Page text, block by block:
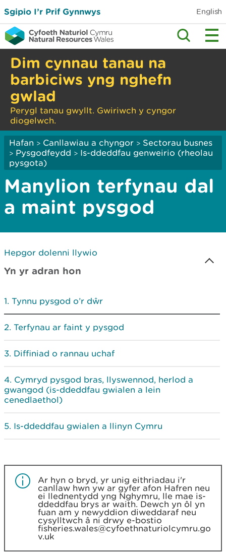
Sgipio I’r Prif Gynnwys English
Dim cynnau tanau na
barbiciws yng nghefn
gwlad
Perygl tanau gwyllt. Gwiriwch y cyngor
diogelwch.
Hafan > Canllawiau a chyngor > Sectorau busnes
> Pysgodfeydd > Is-ddeddfau genweirio (rheolau
pysgota)
Manylion terfynau dal
a maint pysgod
Hepgor dolenni llywio
Yn yr adran hon
Tynnu pysgod o’r dŵr
Terfynau ar faint y pysgod
Diffiniad o rannau uchaf
Cymryd pysgod bras, llyswennod, herlod a
gwangod (is-ddeddfau gwialen a lein
cenedlaethol)
Is-ddeddfau gwialen a llinyn Cymru
Ar hyn o bryd, yr unig eithriadau i'r
canllaw hwn yw ar gyfer afon Hafren neu
ei llednentydd yng Nghymru, lle mae is-
ddeddfau brys ar waith. Dewch yn ôl yn
fuan am y newyddion diweddaraf neu
cysylltwch â ni drwy e-bostio
fisheries.wales@cyfoethnaturiolcymru.go
v.uk